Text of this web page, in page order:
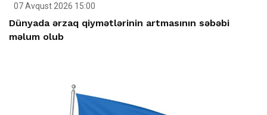
07 Avqust 2026 15:00
Dünyada ərzaq qiymətlərinin artmasının səbəbi
məlum olub